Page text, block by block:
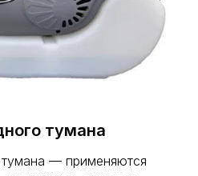
тумана
— применяются